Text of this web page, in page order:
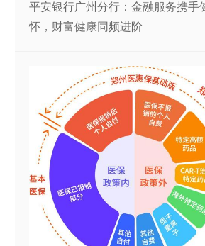
平安银行广州分行：金融服务携手
怀，财富健康同频进阶